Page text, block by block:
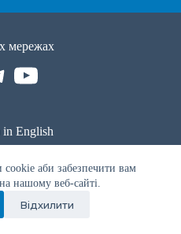
аби забезпечити вам
нашому веб-сайті.
Відхилити
мережах
YouTube
in English
WhatsApp
|Умови використання
Terms of use